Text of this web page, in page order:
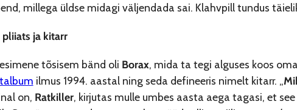
millega üldse midagi väljendada sai. Klahvpill tundus
ja kitarr
tõsisem bänd oli Borax, mida ta tegi alguses koos
ilmus 1994. aastal ning seda defineeris nimelt kitarr. „
on, Ratkiller, kirjutas mulle umbes aasta aega tagasi, et